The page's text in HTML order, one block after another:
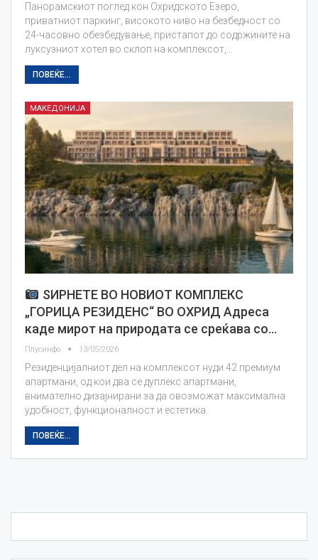
Панорамскиот поглед кон Охридското Езеро,
приватниот паркинг, високото ниво на безбедност со
24-часовно обезбедување, пристапот до содржините на
луксузниот хотел во склоп на комплексот,…
ПОВЕЌЕ...
МАКЕДОНИЈА
ЅИРНЕТЕ ВО НОВИОТ КОМПЛЕКС
„ГОРИЦА РЕЗИДЕНС“ ВО ОХРИД Адреса
каде мирот на природата се среќава со…
Плусинфо 13/05/2026
Резиденцијалниот дел на комплексот нуди 42 премиум
апартмани, од кои два се дуплекс апартмани,
внимателно дизајнирани за да овозможат максимална
удобност, функционалност и естетика.
ПОВЕЌЕ...